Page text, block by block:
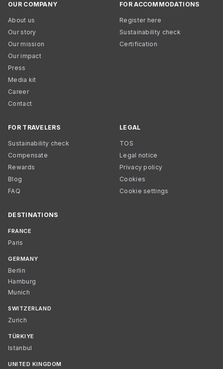
OUR COMPANY
About us
Our story
Our mission
Our impact
Press
Media kit
Career
Contact
FOR ACCOMMODATIONS
Register here
Sustainability check
Certification
FOR TRAVELERS
Sustainability check
Compensate
Rewards
Blog
FAQ
LEGAL
TOS
Legal notice
Privacy policy
Cookies
Cookie settings
DESTINATIONS
FRANCE
Paris
GERMANY
Berlin
Hamburg
Munich
SWITZERLAND
Zurich
TÜRKIYE
Istanbul
UNITED KINGDOM